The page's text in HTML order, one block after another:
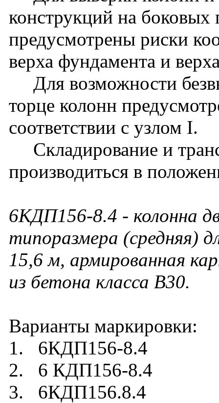
конструкций на боковых
предусмотрены риски
верха фундамента и
Для возможности
торце колонн
соответствии с узлом I.
Складирование и
производиться в
6КДП156-8.4 - колонна
типоразмера (средняя)
15,6 м, армированная
из бетона класса В30.
Варианты маркировки:
1. 6КДП156-8.4
2. 6 КДП156-8.4
3. 6КДП156.8.4